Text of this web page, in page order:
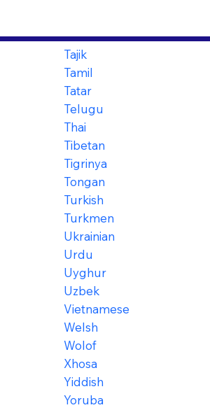
Tajik
Tamil
Tatar
Telugu
Thai
Tibetan
Tigrinya
Tongan
Turkish
Turkmen
Ukrainian
Urdu
Uyghur
Uzbek
Vietnamese
Welsh
Wolof
Xhosa
Yiddish
Yoruba